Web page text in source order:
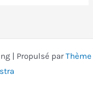
| Propulsé par Thème